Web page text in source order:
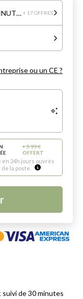
MASSAGE SUR MESURE - 90 MINUTES + 17 OFFRES
ou un CE ?
+5.99€
OFFERT
en 24h jours ouvrés
la poste.
de 30 minutes